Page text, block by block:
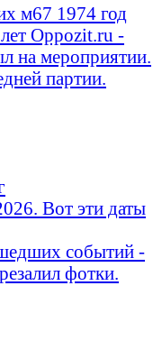
м67 1974 год
Oppozit.ru -
на мероприятии.
партии.
Вот эти даты
событий -
фотки.